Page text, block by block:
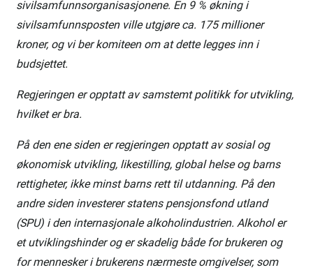
sivilsamfunnsorganisasjonene. En 9 % økning i
sivilsamfunnsposten ville utgjøre ca. 175 millioner
kroner, og vi ber komiteen om at dette legges inn i
budsjettet.
Regjeringen er opptatt av samstemt politikk for utvikling,
hvilket er bra.
På den ene siden er regjeringen opptatt av sosial og
økonomisk utvikling, likestilling, global helse og barns
rettigheter, ikke minst barns rett til utdanning. På den
andre siden investerer statens pensjonsfond utland
(SPU) i den internasjonale alkoholindustrien. Alkohol er
et utviklingshinder og er skadelig både for brukeren og
for mennesker i brukerens nærmeste omgivelser, som